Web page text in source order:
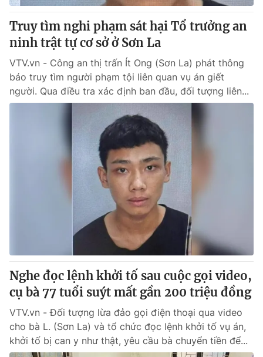
Truy tìm nghi phạm sát hại Tổ trưởng an
ninh trật tự cơ sở ở Sơn La
VTV.vn - Công an thị trấn Ít Ong (Sơn La) phát thông
báo truy tìm người phạm tội liên quan vụ án giết
người. Qua điều tra xác định ban đầu, đối tượng liên...
Nghe đọc lệnh khởi tố sau cuộc gọi video,
cụ bà 77 tuổi suýt mất gần 200 triệu đồng
VTV.vn - Đối tượng lừa đảo gọi điện thoại qua video
cho bà L. (Sơn La) và tổ chức đọc lệnh khởi tố vụ án,
khởi tố bị can y như thật, yêu cầu bà chuyển tiền để...